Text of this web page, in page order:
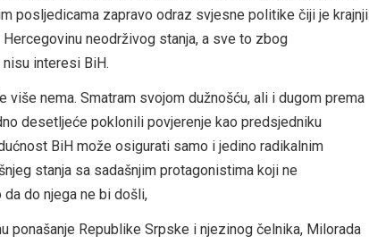
posljedicama zapravo odraz svjesne politike čiji je krajnji
neodrživog stanja, a sve to zbog
interesi BiH.
više nema. Smatram svojom dužnošću, ali i dugom prema
desetljeće poklonili povjerenje kao predsjedniku
BiH može osigurati samo i jedino radikalnim
stanja sa sadašnjim protagonistima koji ne
da do njega ne bi došli,
ponašanje Republike Srpske i njezinog čelnika, Milorada